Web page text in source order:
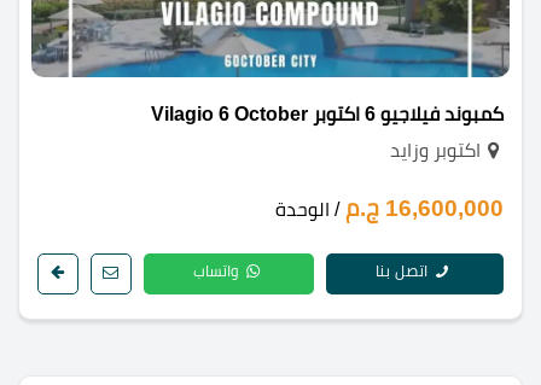
كمبوند فيلاجيو 6 اكتوبر Vilagio 6 October
اكتوبر وزايد
16,600,000 ج.م / الوحدة
اتصل بنا واتساب